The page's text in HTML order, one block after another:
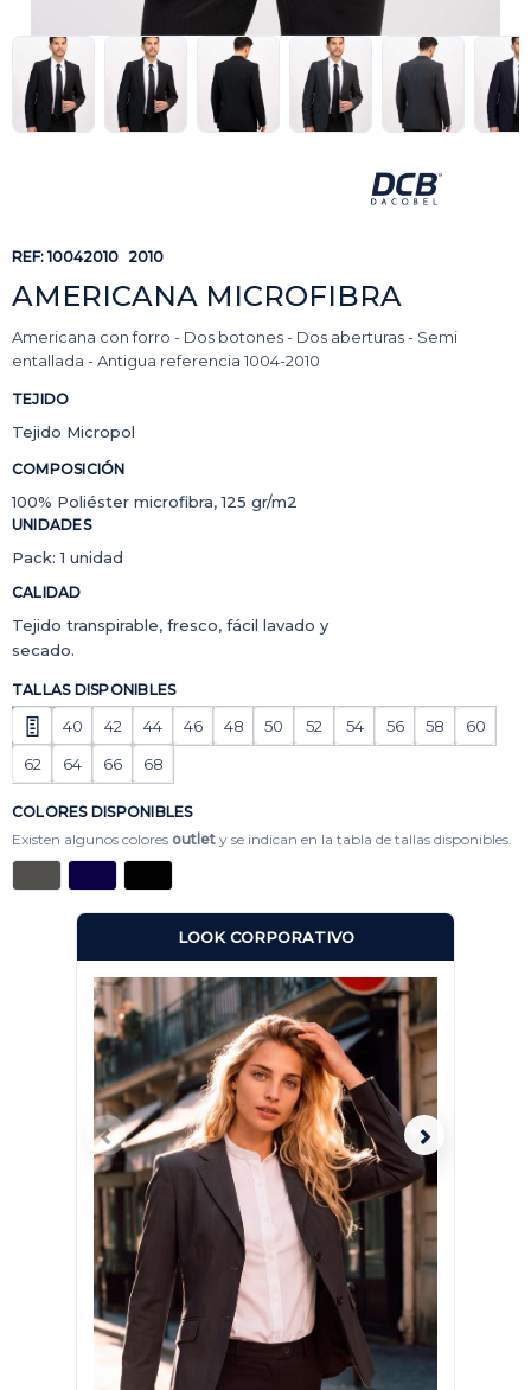
REF: 10042010 2010
AMERICANA MICROFIBRA
Americana con forro - Dos botones - Dos aberturas - Semi
entallada - Antigua referencia 1004-2010
TEJIDO
Tejido Micropol
COMPOSICIÓN
100% Poliéster microfibra, 125 gr/m2
UNIDADES
Pack: 1 unidad
CALIDAD
Tejido transpirable, fresco, fácil lavado y
secado.
TALLAS DISPONIBLES
40 42 44 46 48 50 52 54 56 58
60
62
64 66 68
COLORES DISPONIBLES
Existen algunos colores outlet y se indican en la tabla de tallas disponibles.
LOOK CORPORATIVO